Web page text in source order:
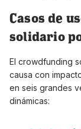
Casos de
solidario
El crowdfunding
causa con
en seis grandes
dinámicas: